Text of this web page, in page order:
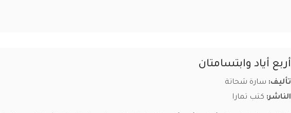
أربع أياد وابتسامتان
تأليف: سارة شحاتة
الناشر: كتب تمارا